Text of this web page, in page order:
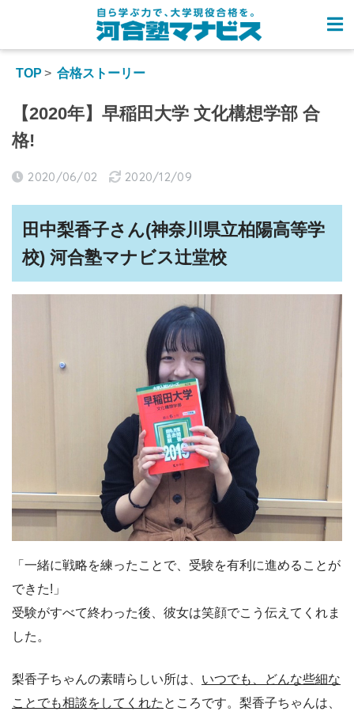
TOP 合格ストーリー
【2020年】早稲田大学 文化構想学部 合
格!
2020/06/02 2020/12/09
田中梨香子さん(神奈川県立柏陽高等学
校) 河合塾マナビス辻堂校
「一緒に戦略を練ったことで、受験を有利に進めることが
できた!」
受験がすべて終わった後、彼女は笑顔でこう伝えてくれま
した。
梨香子ちゃんの素晴らしい所は、 いつでも、どんな些細な
ことでも相談をしてくれた ところです。梨香子ちゃんは、